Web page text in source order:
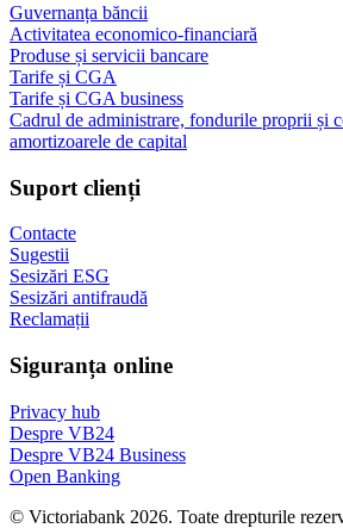
Guvernanța băncii
Activitatea economico-financiară
Produse și servicii bancare
Tarife și CGA
Tarife și CGA business
Cadrul de administrare, fondurile proprii și
amortizoarele de capital
Suport clienți
Contacte
Sugestii
Sesizări ESG
Sesizări antifraudă
Reclamații
Siguranța online
Privacy hub
Despre VB24
Despre VB24 Business
Open Banking
© Victoriabank 2026. Toate drepturile